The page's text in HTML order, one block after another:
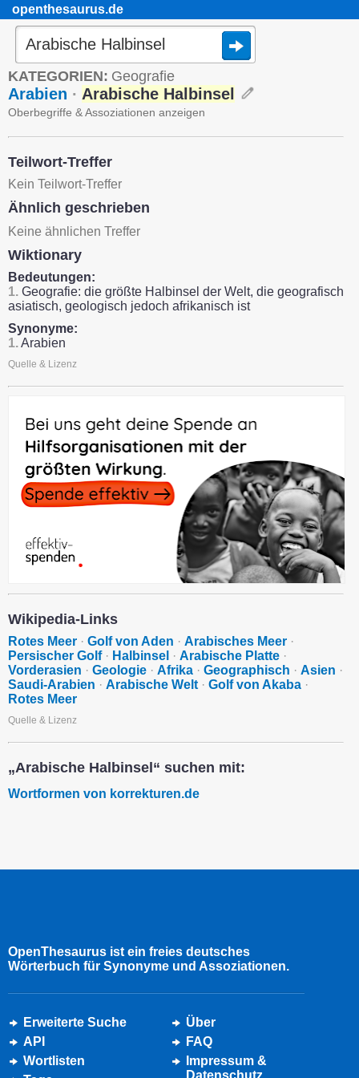
openthesaurus.de
KATEGORIEN: Geografie
Arabien · Arabische Halbinsel
Oberbegriffe & Assoziationen anzeigen
Teilwort-Treffer
Kein Teilwort-Treffer
Ähnlich geschrieben
Keine ähnlichen Treffer
Wiktionary
Bedeutungen:
1. Geografie: die größte Halbinsel der Welt, die geografisch
asiatisch, geologisch jedoch afrikanisch ist
Synonyme:
1.Arabien
Quelle & Lizenz
Wikipedia-Links
Rotes Meer · Golf von Aden · Arabisches Meer ·
Persischer Golf· Halbinsel · Arabische Platte ·
Vorderasien · Geologie · Afrika · Geographisch · Asien ·
Saudi-Arabien · Arabische Welt · Golf von Akaba ·
Rotes Meer
Quelle & Lizenz
„Arabische Halbinsel“ suchen mit:
Wortformen von korrekturen.de
OpenThesaurus ist ein freies deutsches
Wörterbuch für Synonyme und Assoziationen.
Erweiterte Suche
API
Wortlisten
Über
FAQ
Impressum &
Datenschutz